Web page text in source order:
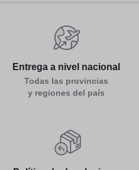
Entrega a nivel nacional
Todas las provincias
y regiones del país